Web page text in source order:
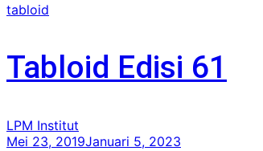
tabloid
Tabloid Edisi 61
LPM Institut
Mei 23, 2019Januari 5, 2023